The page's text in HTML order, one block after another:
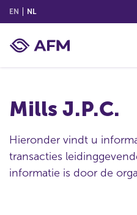
EN (ENGLISH)
NL(NEDERLANDS (NEDERLAND))
Mills J.P.C.
Hieronder vindt u
transacties
informatie is door de